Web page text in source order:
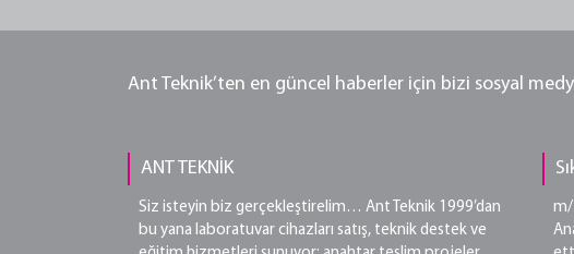
Ant Teknik’ten en güncel haberler için bizi sosyal
ANT TEKNİK
Siz isteyin biz gerçekleştirelim… Ant Teknik 1999’dan
bu yana laboratuvar cihazları satış, teknik destek ve
m/